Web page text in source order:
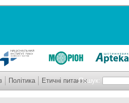
Пошук:
Політика Етичні питання